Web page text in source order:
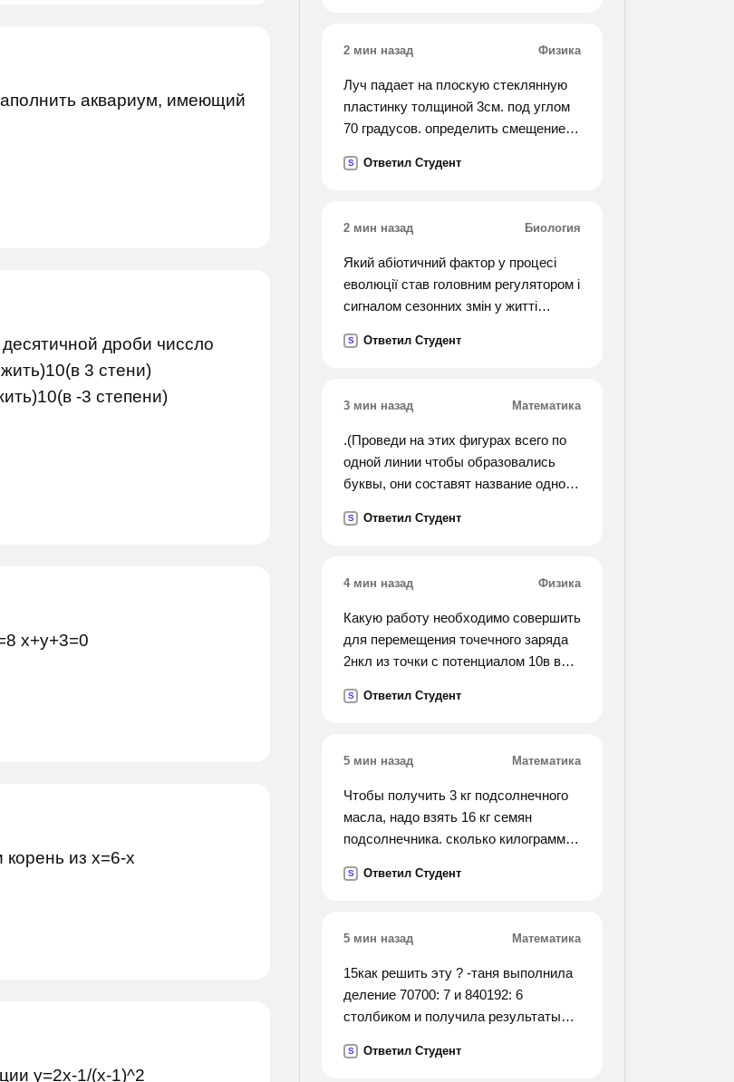
аквариум, имеющий
дроби чиссло
3 стени)
-3 степени)
x+y+3=0
из x=6-х
y=2x-1/(x-1)^2
2 мин назад Физика
Луч падает на плоскую стеклянную
пластинку толщиной 3см. под углом
70 градусов. определить смещение
показатель приломления стекла
S Ответил Студент
2 мин назад Биология
Який абіотичний фактор у процесі
еволюції став головним регулятором і
сигналом сезонних змін у житті
фактор , а не інший?
S Ответил Студент
3 мин назад Математика
.(Проведи на этих фигурах всего по
одной линии чтобы образовались
буквы, они составят название одного
треугольник, круг)).
S Ответил Студент
4 мин назад Физика
Какую работу необходимо совершить
для перемещения точечного заряда
2нкл из точки с потенциалом 10в в
S Ответил Студент
5 мин назад Математика
Чтобы получить 3 кг подсолнечного
масла, надо взять 16 кг семян
подсолнечника. сколько килограммов
15 кг подсолнечного масла?
S Ответил Студент
5 мин назад Математика
15как решить эту ? -таня выполнила
деление 70700: 7 и 840192: 6
столбиком и получила результаты
проверитьеё вычесления с поощью
S Ответил Студент